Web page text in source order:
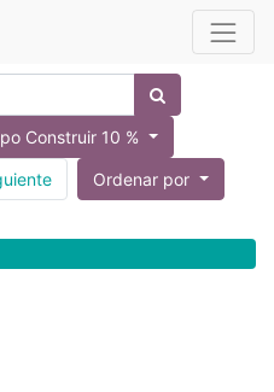
Construir 10 %
Ordenar por